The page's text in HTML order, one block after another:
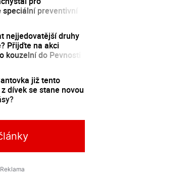
speciální preventivní
nejjedovatější druhy
Přijďte na akci
kouzelní do Pevnosti
již tento
dívek se stane novou